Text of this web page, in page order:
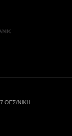
ΘΕΣ/ΝΙΚΗ